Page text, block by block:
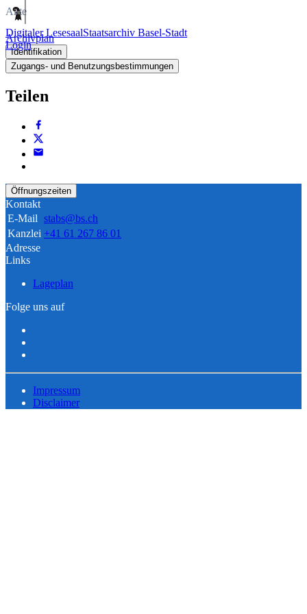
Digitaler LesesaalStaatsarchiv Basel-Stadt
Login
Akte
Archivplan
Identifikation
Zugangs- und Benutzungsbestimmungen
Teilen
Öffnungszeiten
Kontakt
E-Mail stabs@bs.ch
Kanzlei +41 61 267 86 01
Adresse
Links
Lageplan
Folge uns auf
Impressum
Disclaimer